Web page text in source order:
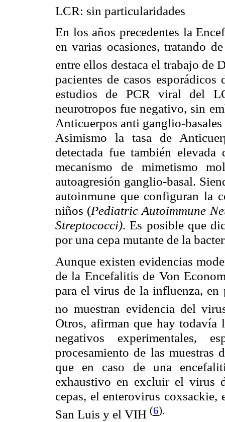
LCR: sin particularidades
En los años precedentes la
en varias ocasiones, tratando
entre ellos destaca el trabajo de
pacientes de casos
estudios de PCR viral del
neurotropos fue negativo, sin
Anticuerpos anti ganglio-
Asimismo la tasa de
detectada fue también
mecanismo de mimetismo
autoagresión ganglio-basal.
autoinmune que configuran la
niños (Pediatric Autoimmune
Streptococci). Es posible que
por una cepa mutante de la
Aunque existen evidencias
de la Encefalitis de Von
para el virus de la influenza, en
no muestran evidencia del
Otros, afirman que hay todavía
negativos experimentales,
procesamiento de las muestras
que en caso de una
exhaustivo en excluir el virus
cepas, el enterovirus coxsackie,
San Luis y el VIH (6).